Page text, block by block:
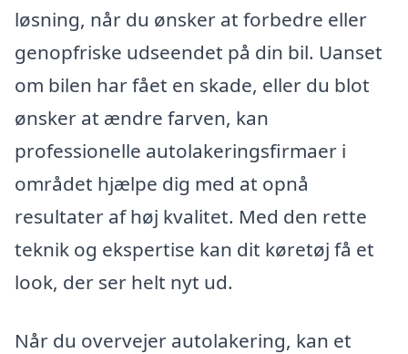
løsning, når du ønsker at forbedre eller
genopfriske udseendet på din bil. Uanset
om bilen har fået en skade, eller du blot
ønsker at ændre farven, kan
professionelle autolakeringsfirmaer i
området hjælpe dig med at opnå
resultater af høj kvalitet. Med den rette
teknik og ekspertise kan dit køretøj få et
look, der ser helt nyt ud.
Når du overvejer autolakering, kan et